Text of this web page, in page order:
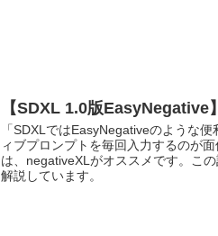
【SDXL 1.0版
「SDXLではEasyNegativeのような
ィブプロンプトを毎回入力するのが
は、negativeXLがオススメです。こ
解説しています。